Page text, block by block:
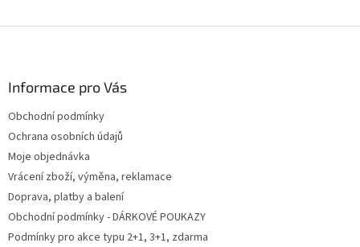
Informace pro Vás
Obchodní podmínky
Ochrana osobních údajů
Moje objednávka
Vrácení zboží, výměna, reklamace
Doprava, platby a balení
Obchodní podmínky - DÁRKOVÉ POUKAZY
Podmínky pro akce typu 2+1, 3+1, zdarma